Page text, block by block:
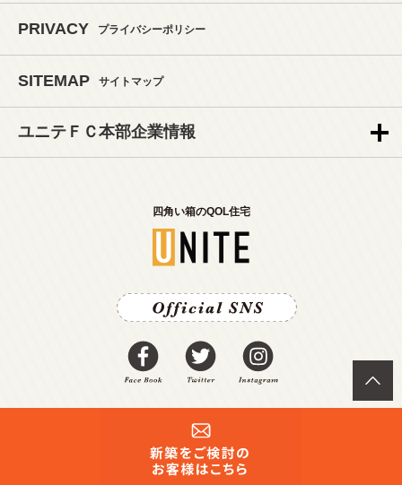
PRIVACY プライバシーポリシー
SITEMAP サイトマップ
ユニテＦＣ本部企業情報
四角い箱のQOL住宅
株式会社クリエイト礼文.